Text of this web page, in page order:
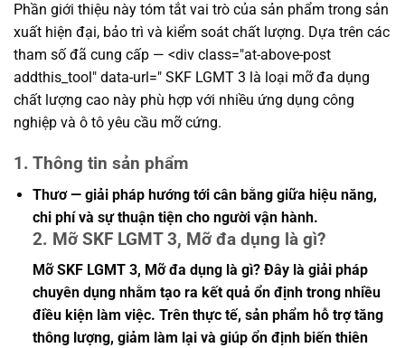
Phần giới thiệu này tóm tắt vai trò của sản phẩm trong sản
xuất hiện đại, bảo trì và kiểm soát chất lượng. Dựa trên các
tham số đã cung cấp — <div class="at-above-post
addthis_tool" data-url=" SKF LGMT 3 là loại mỡ đa dụng
chất lượng cao này phù hợp với nhiều ứng dụng công
nghiệp và ô tô yêu cầu mỡ cứng.
1. Thông tin sản phẩm
Thươ — giải pháp hướng tới cân bằng giữa hiệu năng,
chi phí và sự thuận tiện cho người vận hành.
2. Mỡ SKF LGMT 3, Mỡ đa dụng là gì?
Mỡ SKF LGMT 3, Mỡ đa dụng là gì? Đây là giải pháp
chuyên dụng nhằm tạo ra kết quả ổn định trong nhiều
điều kiện làm việc. Trên thực tế, sản phẩm hỗ trợ tăng
thông lượng, giảm làm lại và giúp ổn định biến thiên